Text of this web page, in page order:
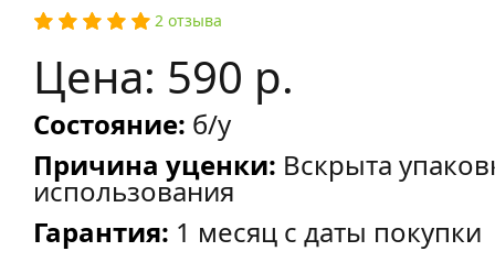
2 отзыва
Цена: 590 р.
Состояние: б/у
Причина уценки: Вскрыта
использования
Гарантия: 1 месяц с даты покупки